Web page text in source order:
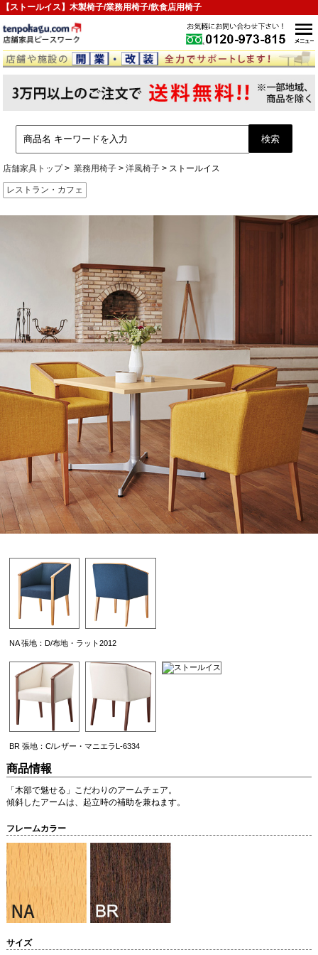
【ストールイス】木製椅子/業務用椅子/飲食店用椅子
店舗家具トップ 業務用椅子 洋風椅子 ストールイス
レストラン・カフェ
NA 張地：D/布地・ラット2012
BR 張地：C/レザー・マニエラL-6334
商品情報
「木部で魅せる」こだわりのアームチェア。
傾斜したアームは、起立時の補助を兼ねます。
フレームカラー
サイズ